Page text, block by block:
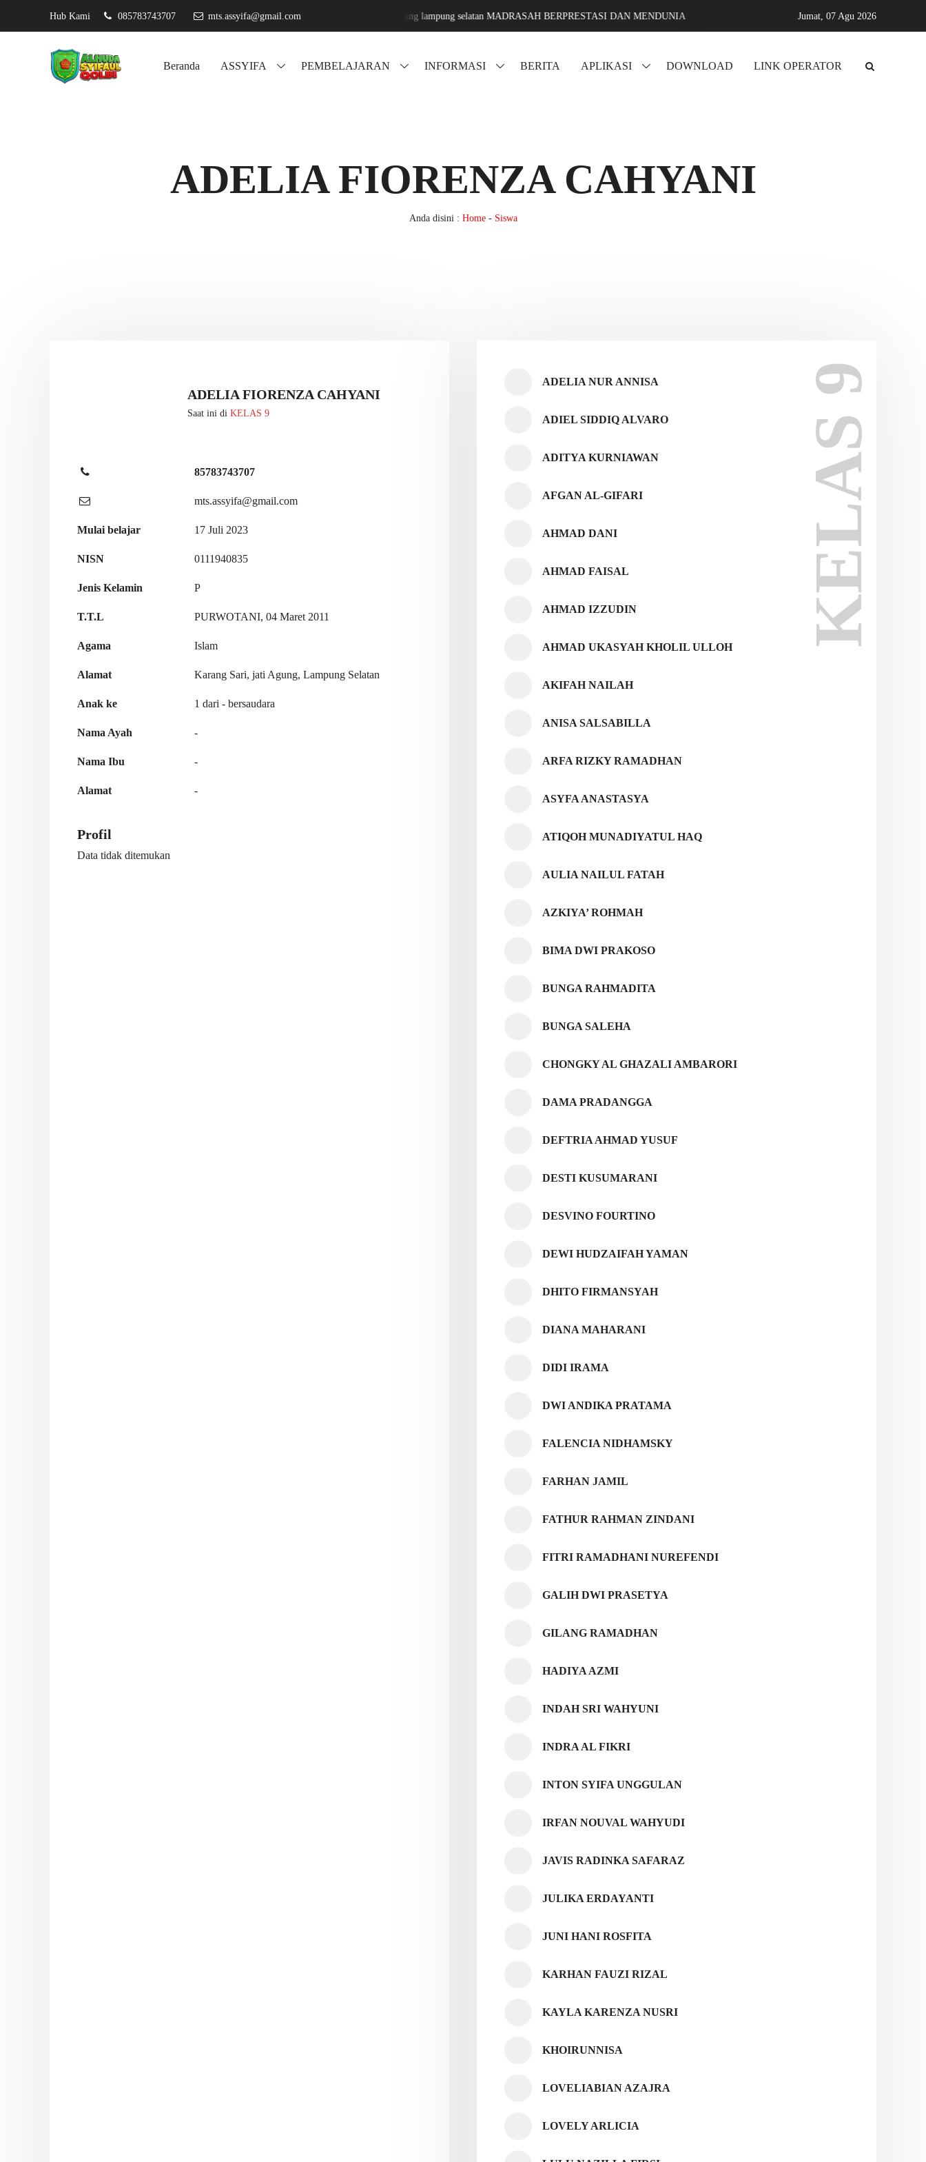
Hub Kami 085783743707 mts.assyifa@gmail.comAssyifa karang sari jati agung lampung selatan MADRASAH BERPRESTASI DAN MENDUNIA Assyifa karang sari jati agung lampung selatan MADRASAH
Jumat, 07 Agu 2026
Beranda ASSYIFA PEMBELAJARAN INFORMASI BERITA APLIKASI DOWNLOAD LINK OPERATOR
ADELIA FIORENZA CAHYANI
Anda disini : Home- Siswa
ADELIA FIORENZA CAHYANI
Saat ini di KELAS 9
85783743707
mts.assyifa@gmail.com
Mulai belajar 17 Juli 2023
NISN 0111940835
Jenis Kelamin P
T.T.L PURWOTANI, 04 Maret 2011
Agama Islam
Alamat Karang Sari, jati Agung, Lampung Selatan
Anak ke 1 dari - bersaudara
Nama Ayah -
Nama Ibu -
Alamat -
Profil
Data tidak ditemukan
KELAS 9
ADELIA NUR ANNISA
ADIEL SIDDIQ ALVARO
ADITYA KURNIAWAN
AFGAN AL-GIFARI
AHMAD DANI
AHMAD FAISAL
AHMAD IZZUDIN
AHMAD UKASYAH KHOLIL ULLOH
AKIFAH NAILAH
ANISA SALSABILLA
ARFA RIZKY RAMADHAN
ASYFA ANASTASYA
ATIQOH MUNADIYATUL HAQ
AULIA NAILUL FATAH
AZKIYA’ ROHMAH
BIMA DWI PRAKOSO
BUNGA RAHMADITA
BUNGA SALEHA
CHONGKY AL GHAZALI AMBARORI
DAMA PRADANGGA
DEFTRIA AHMAD YUSUF
DESTI KUSUMARANI
DESVINO FOURTINO
DEWI HUDZAIFAH YAMAN
DHITO FIRMANSYAH
DIANA MAHARANI
DIDI IRAMA
DWI ANDIKA PRATAMA
FALENCIA NIDHAMSKY
FARHAN JAMIL
FATHUR RAHMAN ZINDANI
FITRI RAMADHANI NUREFENDI
GALIH DWI PRASETYA
GILANG RAMADHAN
HADIYA AZMI
INDAH SRI WAHYUNI
INDRA AL FIKRI
INTON SYIFA UNGGULAN
IRFAN NOUVAL WAHYUDI
JAVIS RADINKA SAFARAZ
JULIKA ERDAYANTI
JUNI HANI ROSFITA
KARHAN FAUZI RIZAL
KAYLA KARENZA NUSRI
KHOIRUNNISA
LOVELIABIAN AZAJRA
LOVELY ARLICIA